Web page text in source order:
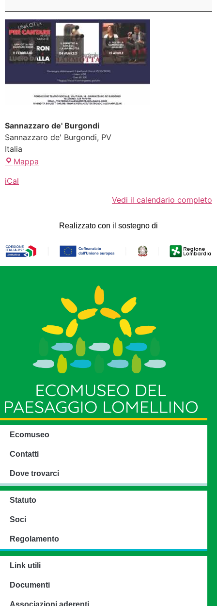
Sannazzaro de' Burgondi
Sannazzaro de' Burgondi, PV
Italia
Mappa
iCal
Vedi il calendario completo
Realizzato con il sostegno di
Ecomuseo
Contatti
Dove trovarci
Statuto
Soci
Regolamento
Link utili
Documenti